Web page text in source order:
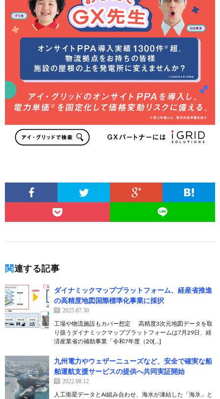
関連する記事
ダイナミックマッププラットフォーム、経産省推進
の高精度地図国際標準化事業に採択
2025.07.30
工場や物流施設もカバー想定 高精度3次元地図データを取
り扱うダイナミックマッププラットフォームは7月29日、経
済産業省の補助事業「令和7年度（20[…]
九州電力やウェザーニューズなど、安全で確実な船
舶運航支援サービスの提供へ共同実証開始
2022.08.12
人工衛星データとAI組み合わせ、海水が凍結した「海氷」と